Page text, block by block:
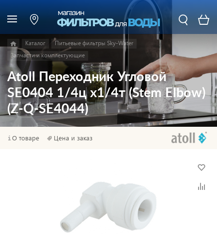
Каталог
Питьевые фильтры Sky-Water
Запчасти и комплектующие
Atoll Переходник Угловой
SE0404 1/4ц x1/4т (Stem Elbow)
(Z-Q-SE4044)
О товаре Цена и заказ